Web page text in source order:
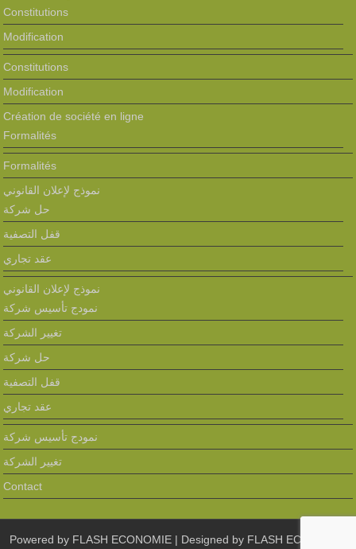
Constitutions
Modification
Constitutions
Modification
Création de société en ligne
Formalités
Formalités
نموذج لإعلان القانوني
حل شركة
قفل التصفية
عقد تجاري
نموذج لإعلان القانوني
نمودج تأسيس شركة
تغيير الشركة
حل شركة
قفل التصفية
عقد تجاري
نمودج تأسيس شركة
تغيير الشركة
Contact
Powered by FLASH ECONOMIE | Designed by FLASH ECONOMIE